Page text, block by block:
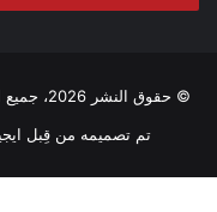
© حقوق النشر 2026، جميع الحقوق محفوظة |
تم تصميمه من قِبل